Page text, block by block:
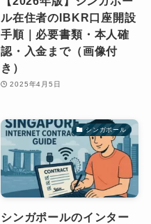
ル在住者のIBKR口座開設
手順｜必要書類・本人確
認・入金まで（画像付
き）
2025年4月5日
シンガポール
シンガポールのインター